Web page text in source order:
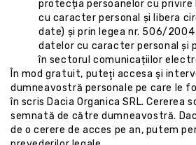
protecția persoanelor cu
cu caracter personal și libera
date) și prin legea nr. 506/
datelor cu caracter personal și
în sectorul comunicațiilor
În mod gratuit, puteţi accesa şi
dumneavostră personale pe care le
în scris Dacia Organica SRL. Cererea
semnată de către dumneavostră.
de o cerere de acces pe an, putem